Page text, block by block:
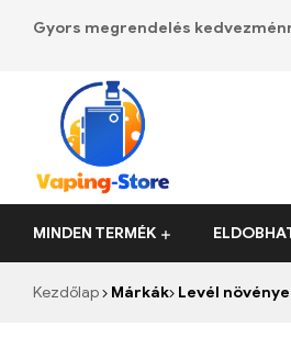
Gyors megrendelés
Vaping-
Store.de
MINDEN TERMÉK
Kezdőlap Márkák Levél